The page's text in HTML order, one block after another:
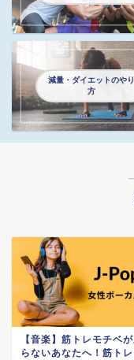
減量・ダイエットのやり
方
【音楽】筋トレモチベ
らないあなたへ！筋ト